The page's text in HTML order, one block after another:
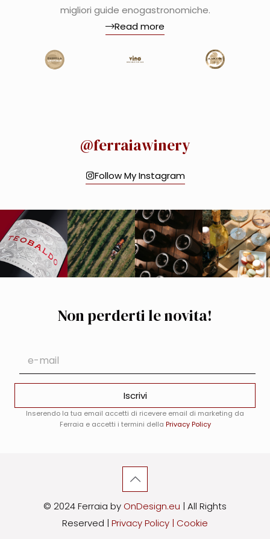
migliori guide enogastronomiche.
Read more
@ferraiawinery
Follow My Instagram
Non perderti le novita!
m
a
i
*
Iscrivi
Inserendo la tua email accetti di ricevere email di marketing da
Ferraia e accetti i termini della Privacy Policy
© 2024 Ferraia by OnDesign.eu | All Rights
Reserved | Privacy Policy | Cookie